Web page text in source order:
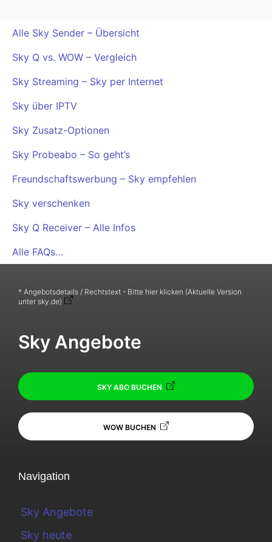
Alle Sky Sender – Übersicht
Sky Q vs. WOW – Vergleich
Sky Streaming – Sky per Internet
Sky über IPTV
Sky Zusatz-Optionen
Sky Probeabo – So geht’s
Freundschaftswerbung – Sky empfehlen
Sky verschenken
Sky Q Receiver – Alle Infos
Alle FAQs…
* Angebotsdetails / Rechtstext - Bitte hier klicken (Aktuelle Version
unter sky.de)
Sky Angebote
SKY ABO BUCHEN
WOW BUCHEN
Navigation
Sky Angebote
Sky heute